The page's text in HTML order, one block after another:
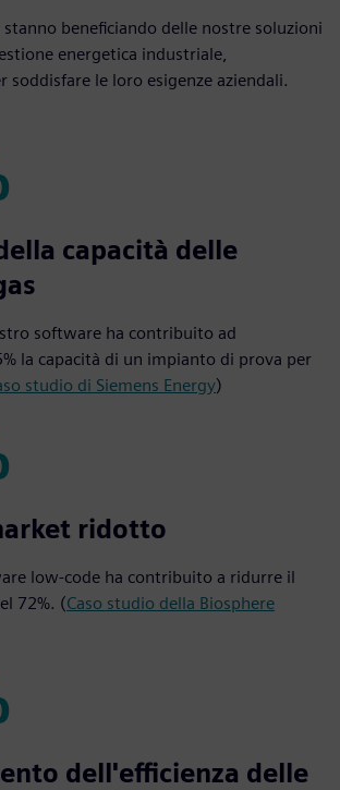
stanno beneficiando delle nostre soluzioni
energetica industriale,
soddisfare le loro esigenze aziendali.
capacità delle
software ha contribuito ad
la capacità di un impianto di prova per
studio di Siemens Energy)
ridotto
low-code ha contribuito a ridurre il
72%. (Caso studio della Biosphere
dell'efficienza delle